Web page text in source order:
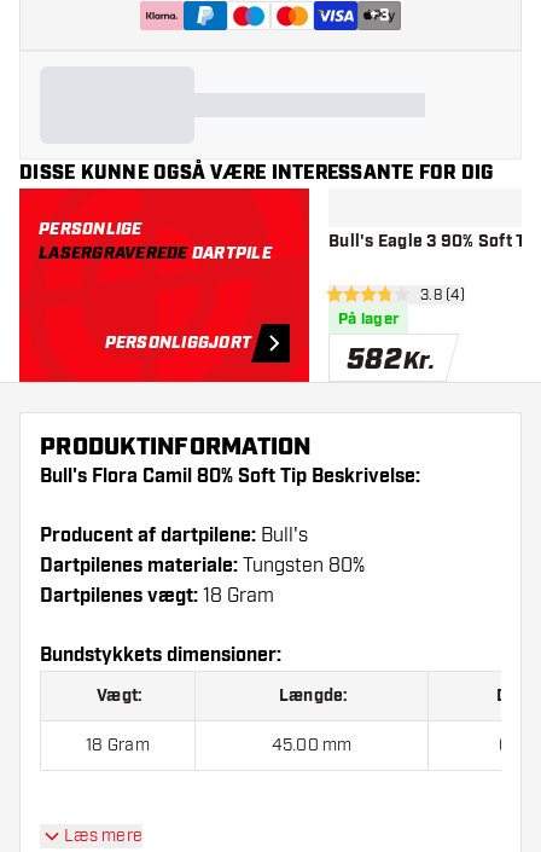
+3
DISSE KUNNE OGSÅ VÆRE INTERESSANTE FOR DIG
PERSONLIGE
LASERGRAVEREDEDARTPILE
PERSONLIGGJORT
Bull's Eagle 3 90% Soft
åbn
3.8 bedømmelsesstjerner
3.8 (4)
På lager
582Kr.
PRODUKTINFORMATION
Bull's Flora Camil 80% Soft Tip Beskrivelse:
Producent af dartpilene: Bull's
Dartpilenes materiale: Tungsten 80%
Dartpilenes vægt: 18 Gram
Bundstykkets dimensioner:
Vægt: Længde:
18 Gram 45.00 mm 6.38
Bull's Flora Camil 80% Soft Tip indeholder:
Læs mere